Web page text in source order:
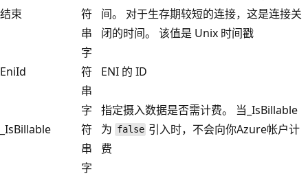
结束
符
串
间。 对于生存期较短的连接，这是连接关
闭的时间。 该值是 Unix 时间戳
EniId
字
符
串
ENI 的 ID
_IsBillable
字
符
串
指定摄入数据是否需计费。 当_IsBillable
为 false 引入时，不会向你Azure帐户计
费
字